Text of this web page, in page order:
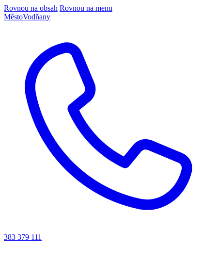
Rovnou na obsah Rovnou na menu
MěstoVodňany
383 379 111